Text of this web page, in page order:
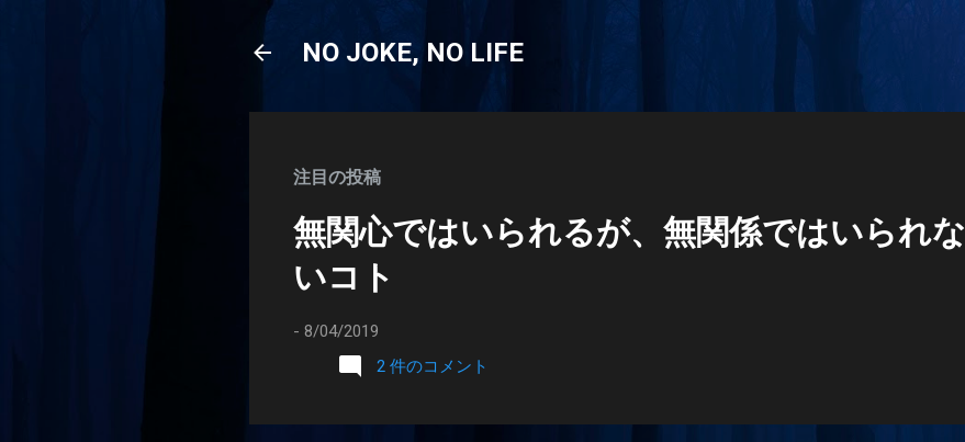
NO JOKE, NO LIFE
注目の投稿
無関心ではいられるが、無関係ではいられな
いコト
- 8/04/2019
2 件のコメント